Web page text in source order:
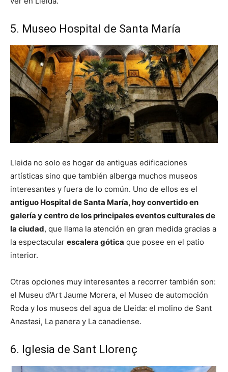
5. Museo Hospital de Santa María
Lleida no solo es hogar de antiguas edificaciones
artísticas sino que también alberga muchos museos
interesantes y fuera de lo común. Uno de ellos es el
antiguo Hospital de Santa María, hoy convertido en
galería y centro de los principales eventos culturales de
la ciudad, que llama la atención en gran medida gracias a
la espectacular escalera gótica que posee en el patio
interior.
Otras opciones muy interesantes a recorrer también son:
el Museu d’Art Jaume Morera, el Museo de automoción
Roda y los museos del agua de Lleida: el molino de Sant
Anastasi, La panera y La canadiense.
6. Iglesia de Sant Llorenç